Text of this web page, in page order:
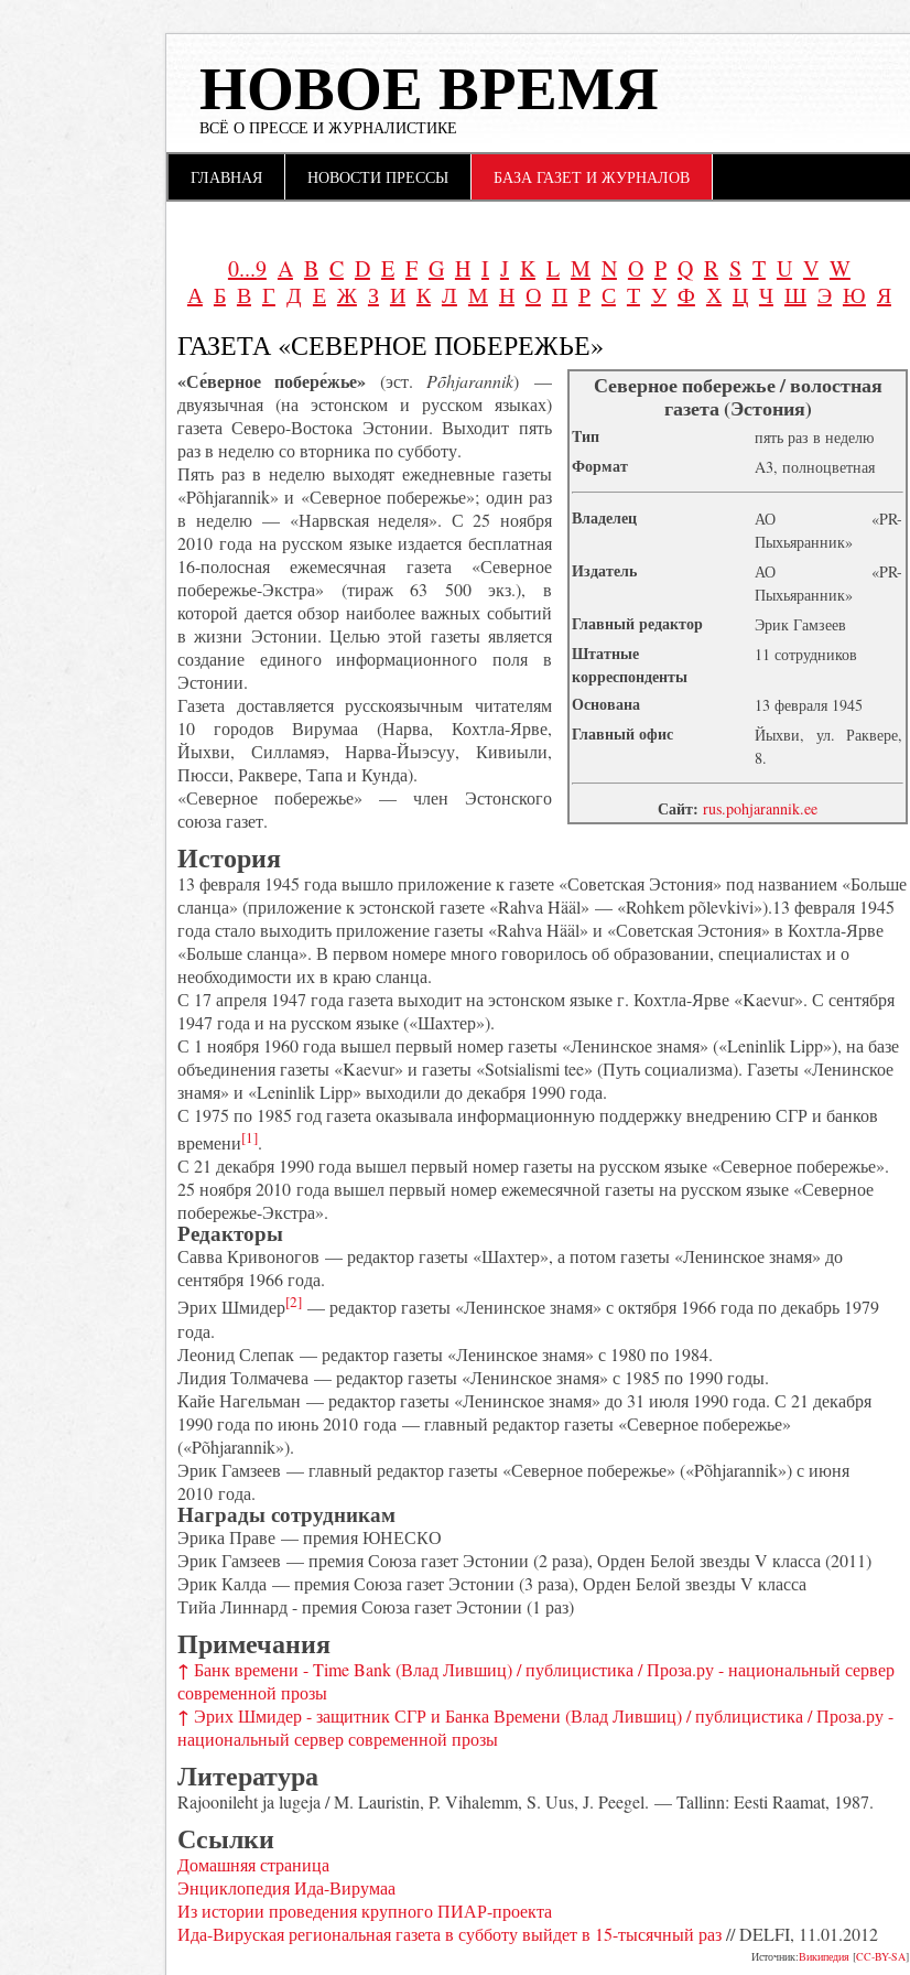
НОВОЕ ВРЕМЯ
ВСЁ О ПРЕССЕ И ЖУРНАЛИСТИКЕ
Main menu
ГЛАВНАЯ НОВОСТИ ПРЕССЫ БАЗА ГАЗЕТ И ЖУРНАЛОВ
0...9 A B C D E F G H I J K L M N O P Q R S T U V W
А Б В Г Д Е Ж З И К Л М Н О П Р С Т У Ф Х Ц Ч Ш Э Ю Я
ГАЗЕТА «СЕВЕРНОЕ ПОБЕРЕЖЬЕ»
Северное побережье / волостная
газета (Эстония)
Tип пять раз в неделю
Формат A3, полноцветная
Владелец
АО «PR-
Пыхьяранник»
Издатель
АО «PR-
Пыхьяранник»
Главный редактор Эрик Гамзеев
Штатные
корреспонденты
11 сотрудников
Основана 13 февраля 1945
Главный офис
Йыхви, ул. Раквере,
8.
Сайт: rus.pohjarannik.ee
«Се́верное побере́жье» (эст. Põhjarannik) —
двуязычная (на эстонском и русском языках)
газета Северо-Востока Эстонии. Выходит пять
раз в неделю со вторника по субботу.
Пять раз в неделю выходят ежедневные газеты
«Põhjarannik» и «Северное побережье»; один раз
в неделю — «Нарвская неделя». С 25 ноября
2010 года на русском языке издается бесплатная
16-полосная ежемесячная газета «Северное
побережье-Экстра» (тираж 63 500 экз.), в
которой дается обзор наиболее важных событий
в жизни Эстонии. Целью этой газеты является
создание единого информационного поля в
Эстонии.
Газета доставляется русскоязычным читателям
10 городов Вирумаа (Нарва, Кохтла-Ярве,
Йыхви, Силламяэ, Нарва-Йыэсуу, Кивиыли,
Пюсси, Раквере, Тапа и Кунда).
«Северное побережье» — член Эстонского
союза газет.
История
13 февраля 1945 года вышло приложение к газете «Советская Эстония» под названием «Больше
сланца» (приложение к эстонской газете «Rahva Hääl» — «Rohkem põlevkivi»).13 февраля 1945
года стало выходить приложение газеты «Rahva Hääl» и «Советская Эстония» в Кохтла-Ярве
«Больше сланца». В первом номере много говорилось об образовании, специалистах и о
необходимости их в краю сланца.
С 17 апреля 1947 года газета выходит на эстонском языке г. Кохтла-Ярве «Kaevur». С сентября
1947 года и на русском языке («Шахтер»).
С 1 ноября 1960 года вышел первый номер газеты «Ленинское знамя» («Leninlik Lipp»), на базе
объединения газеты «Kaevur» и газеты «Sotsialismi tee» (Путь социализма). Газеты «Ленинское
знамя» и «Leninlik Lipp» выходили до декабря 1990 года.
С 1975 по 1985 год газета оказывала информационную поддержку внедрению СГР и банков
времени[1].
С 21 декабря 1990 года вышел первый номер газеты на русском языке «Северное побережье».
25 ноября 2010 года вышел первый номер ежемесячной газеты на русском языке «Северное
побережье-Экстра».
Редакторы
Савва Кривоногов — редактор газеты «Шахтер», а потом газеты «Ленинское знамя» до
сентября 1966 года.
Эрих Шмидер[2] — редактор газеты «Ленинское знамя» с октября 1966 года по декабрь 1979
года.
Леонид Слепак — редактор газеты «Ленинское знамя» с 1980 по 1984.
Лидия Толмачева — редактор газеты «Ленинское знамя» с 1985 по 1990 годы.
Кайе Нагельман — редактор газеты «Ленинское знамя» до 31 июля 1990 года. С 21 декабря
1990 года по июнь 2010 года — главный редактор газеты «Северное побережье»
(«Põhjarannik»).
Эрик Гамзеев — главный редактор газеты «Северное побережье» («Põhjarannik») с июня
2010 года.
Награды сотрудникам
Эрика Праве — премия ЮНЕСКО
Эрик Гамзеев — премия Союза газет Эстонии (2 раза), Орден Белой звезды V класса (2011)
Эрик Калда — премия Союза газет Эстонии (3 раза), Орден Белой звезды V класса
Тийа Линнард - премия Союза газет Эстонии (1 раз)
Примечания
↑ Банк времени - Time Bank (Влад Лившиц) / публицистика / Проза.ру - национальный сервер
современной прозы
↑ Эрих Шмидер - защитник СГР и Банка Времени (Влад Лившиц) / публицистика / Проза.ру -
национальный сервер современной прозы
Литература
Rajoonileht ja lugeja / M. Lauristin, P. Vihalemm, S. Uus, J. Peegel. — Tallinn: Eesti Raamat, 1987.
Ссылки
Домашняя страница
Энциклопедия Ида-Вирумаа
Из истории проведения крупного ПИАР-проекта
Ида-Вируская региональная газета в субботу выйдет в 15-тысячный раз// DELFI, 11.01.2012
Источник:Википедия[CC-BY-SA]